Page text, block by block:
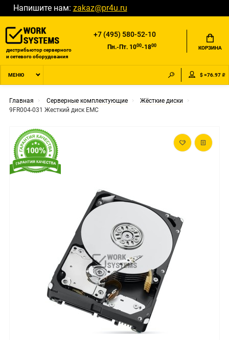
Напишите нам: zakaz@pr4u.ru
дистрибьютор серверного
и сетевого оборудования
+7 (495) 580-52-10
Пн.-Пт. 1000-1800 КОРЗИНА
МЕНЮ $ =76.97 ₽
Главная Серверные комплектующие
Жёсткие диски
9FR004-031 Жесткий диск EMC